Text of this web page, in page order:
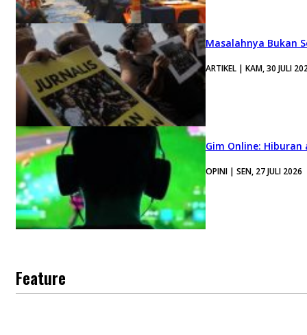
Masalahnya Bukan
ARTIKEL | KAM, 30 JULI
Gim Online:
OPINI | SEN, 27 JULI 2026
Feature